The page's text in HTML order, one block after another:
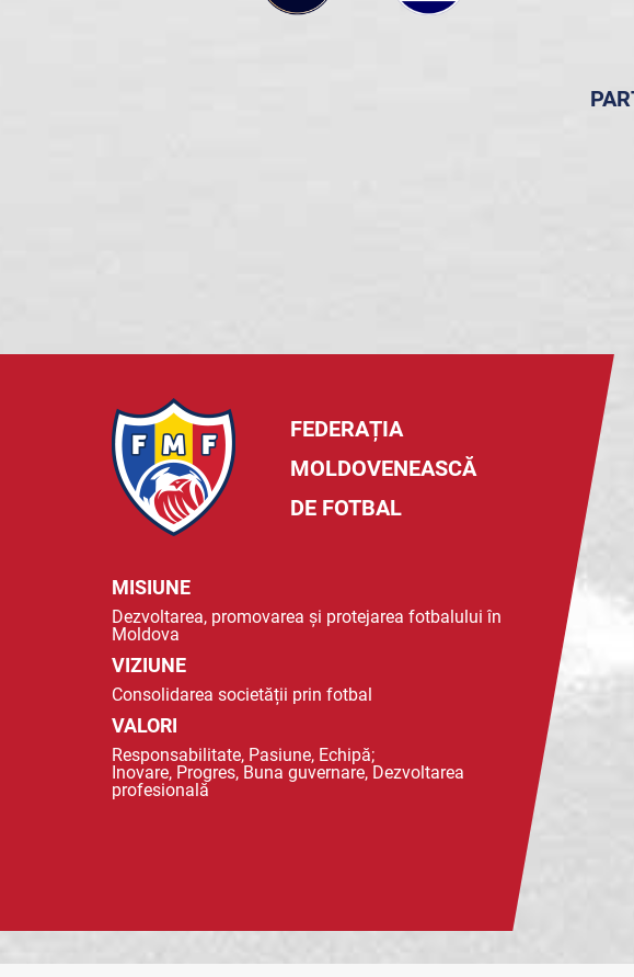
FEDERAȚIA
MOLDOVENEASCĂ
DE FOTBAL
MISIUNE
Dezvoltarea, promovarea și protejarea fotbalului în
Moldova
VIZIUNE
Consolidarea societății prin fotbal
VALORI
Responsabilitate, Pasiune, Echipă;
Inovare, Progres, Buna guvernare, Dezvoltarea
profesională